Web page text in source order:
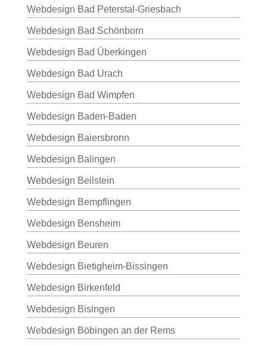
Webdesign Bad Peterstal-Griesbach
Webdesign Bad Schönborn
Webdesign Bad Überkingen
Webdesign Bad Urach
Webdesign Bad Wimpfen
Webdesign Baden-Baden
Webdesign Baiersbronn
Webdesign Balingen
Webdesign Beilstein
Webdesign Bempflingen
Webdesign Bensheim
Webdesign Beuren
Webdesign Bietigheim-Bissingen
Webdesign Birkenfeld
Webdesign Bisingen
Webdesign Böbingen an der Rems